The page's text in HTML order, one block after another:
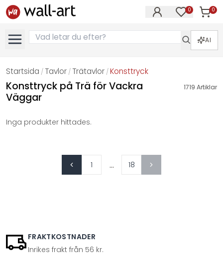
0 0
AI
Startsida / Tavlor / Trätavlor /Konsttryck
Konsttryck på Trä för Vackra
Väggar
1719 Artiklar
Inga produkter hittades.
1 ... 18
FRAKTKOSTNADER
Inrikes frakt från 56 kr.